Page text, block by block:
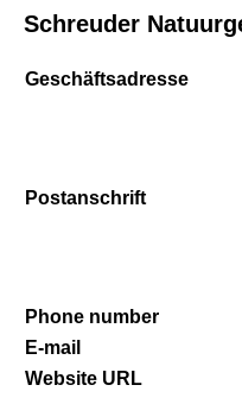
Schreuder
Geschäftsadresse
Postanschrift
Phone number
E-mail
Website URL